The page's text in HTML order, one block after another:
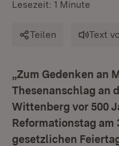
Lesezeit: 1 Minute
Teilen Text
„Zum Gedenken an
Thesenanschlag an
Wittenberg vor 500
Reformationstag am
gesetzlichen